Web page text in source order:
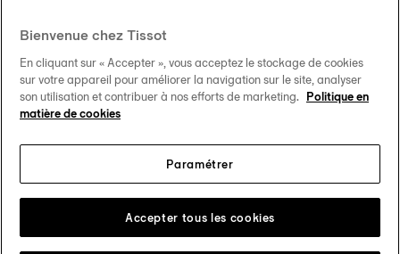
Nos engagements
Suivez-nous sur les réseaux sociaux
Changer de pays Tissot Copyrights 2026
Bienvenue chez Tissot
En cliquant sur « Accepter », vous acceptez le stockage de cookies
sur votre appareil pour améliorer la navigation sur le site, analyser
son utilisation et contribuer à nos efforts de marketing. Politique en
matière de cookies
Paramétrer
Accepter tous les cookies